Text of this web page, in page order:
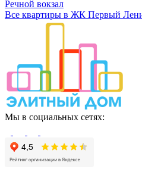
Речной вокзал
Все квартиры в ЖК Первый
Мы в социальных сетях: